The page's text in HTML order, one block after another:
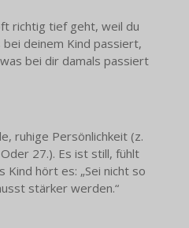
richtig tief geht, weil du
deinem Kind passiert,
bei dir damals passiert
ruhige Persönlichkeit (z.
27.). Es ist still, fühlt
Kind hört es: „Sei nicht so
stärker werden.“